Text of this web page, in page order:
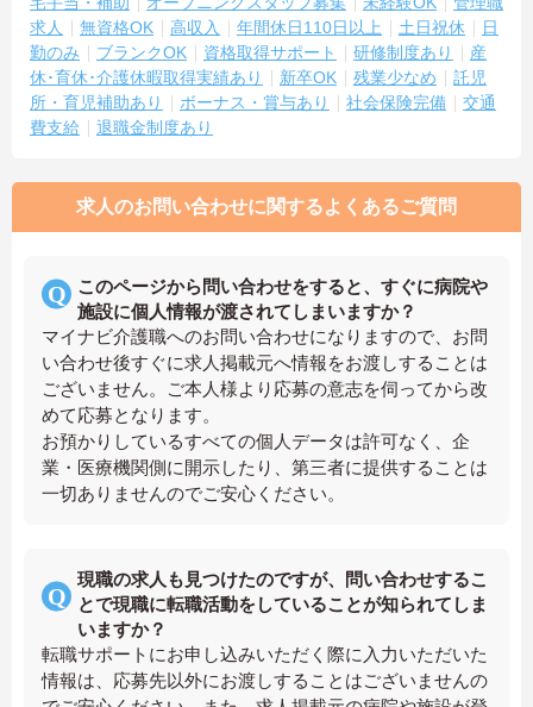
求人
無資格OK 高収入 年間休日110日以上 土日祝休
日
勤のみ
ブランクOK 資格取得サポート 研修制度あり
産
休･育休･介護休暇取得実績あり
新卒OK 残業少なめ
託児
所・育児補助あり
ボーナス・賞与あり 社会保険完備
交通
費支給
退職金制度あり
求人のお問い合わせに関するよくあるご質問
このページから問い合わせをすると、すぐに病院や
施設に個人情報が渡されてしまいますか？
マイナビ介護職へのお問い合わせになりますので、お問
い合わせ後すぐに求人掲載元へ情報をお渡しすることは
ございません。ご本人様より応募の意志を伺ってから改
めて応募となります。
お預かりしているすべての個人データは許可なく、企
業・医療機関側に開示したり、第三者に提供することは
一切ありませんのでご安心ください。
現職の求人も見つけたのですが、問い合わせするこ
とで現職に転職活動をしていることが知られてしま
いますか？
転職サポートにお申し込みいただく際に入力いただいた
情報は、応募先以外にお渡しすることはございませんの